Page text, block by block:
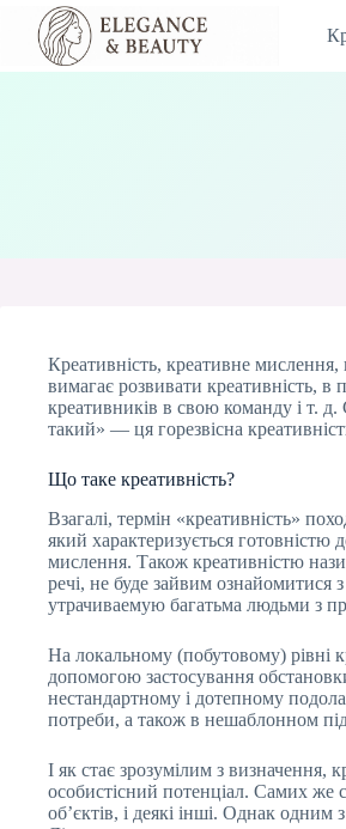
Перейти
вмісту
Креативність, креативне
вимагає розвивати креативність,
креативників в свою команду і т.
такий» — ця горезвісна
Що таке креативність?
Взагалі, термін «креативність»
який характеризується готовністю
мислення. Також креативністю
речі, не буде зайвим ознайомитися
утрачиваемую багатьма людьми з
На локальному (побутовому) рівні
допомогою застосування
нестандартному і дотепному
потреби, а також в нешаблонном
І як стає зрозумілим з визначення,
особистісний потенціал. Самих же
об’єктів, і деякі інші. Однак